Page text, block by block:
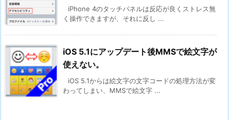
iPhone 4のタッチパネルは反応が良くストレス無
く操作できますが、それに反し ...
iOS 5.1にアップデート後MMSで絵文字が
使えない。
iOS 5.1からは絵文字の文字コードの処理方法が変
わってしまい、MMSで絵文字 ...